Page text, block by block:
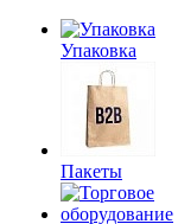
Упаковка
Пакеты